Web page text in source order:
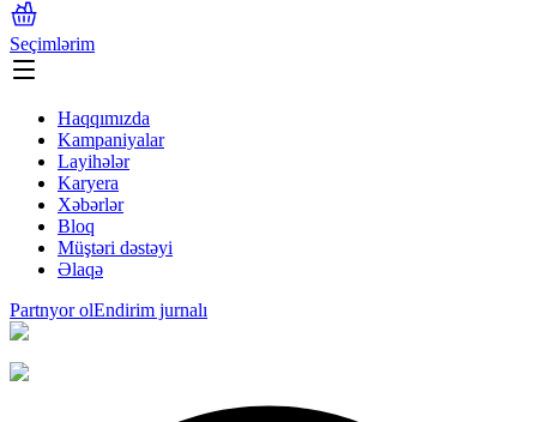
Seçimlərim
Haqqımızda
Kampaniyalar
Layihələr
Karyera
Xəbərlər
Bloq
Müştəri dəstəyi
Əlaqə
Partnyor olEndirim jurnalı